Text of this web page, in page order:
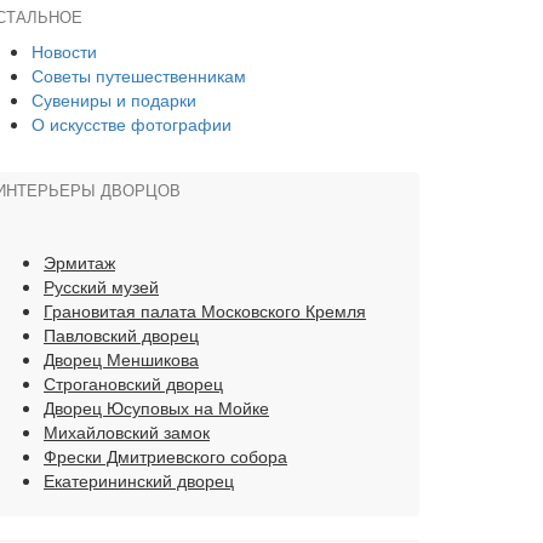
Новости
Советы путешественникам
Сувениры и подарки
О искусстве фотографии
ДВОРЦОВ
Эрмитаж
Русский музей
Грановитая палата Московского Кремля
Павловский дворец
Дворец Меншикова
Строгановский дворец
Дворец Юсуповых на Мойке
Михайловский замок
Фрески Дмитриевского собора
Екатерининский дворец